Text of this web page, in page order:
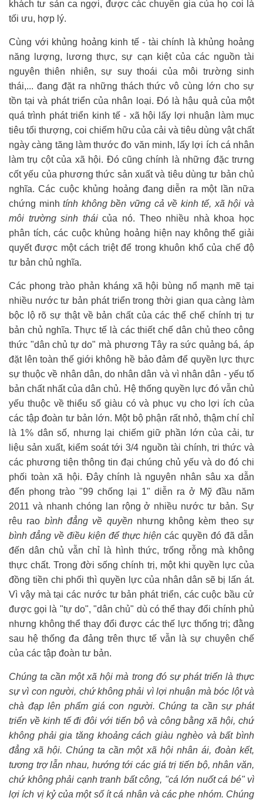
khách tư sản ca ngợi, được các chuyên gia của họ coi là
tối ưu, hợp lý.
Cùng với khủng hoảng kinh tế - tài chính là khủng hoảng
năng lượng, lương thực, sự cạn kiệt của các nguồn tài
nguyên thiên nhiên, sự suy thoái của môi trường sinh
thái,... đang đặt ra những thách thức vô cùng lớn cho sự
tồn tại và phát triển của nhân loại. Đó là hậu quả của một
quá trình phát triển kinh tế - xã hội lấy lợi nhuận làm mục
tiêu tối thượng, coi chiếm hữu của cải và tiêu dùng vật chất
ngày càng tăng làm thước đo văn minh, lấy lợi ích cá nhân
làm trụ cột của xã hội. Đó cũng chính là những đặc trưng
cốt yếu của phương thức sản xuất và tiêu dùng tư bản chủ
nghĩa. Các cuộc khủng hoảng đang diễn ra một lần nữa
chứng minh tính không bền vững cả về kinh tế, xã hội và
môi trường sinh tháicủa nó. Theo nhiều nhà khoa học
phân tích, các cuộc khủng hoảng hiện nay không thể giải
quyết được một cách triệt để trong khuôn khổ của chế độ
tư bản chủ nghĩa.
Các phong trào phản kháng xã hội bùng nổ mạnh mẽ tại
nhiều nước tư bản phát triển trong thời gian qua càng làm
bộc lộ rõ sự thật về bản chất của các thể chế chính trị tư
bản chủ nghĩa. Thực tế là các thiết chế dân chủ theo công
thức "dân chủ tự do" mà phương Tây ra sức quảng bá, áp
đặt lên toàn thế giới không hề bảo đảm để quyền lực thực
sự thuộc về nhân dân, do nhân dân và vì nhân dân - yếu tố
bản chất nhất của dân chủ. Hệ thống quyền lực đó vẫn chủ
yếu thuộc về thiểu số giàu có và phục vụ cho lợi ích của
các tập đoàn tư bản lớn. Một bộ phận rất nhỏ, thậm chí chỉ
là 1% dân số, nhưng lại chiếm giữ phần lớn của cải, tư
liệu sản xuất, kiểm soát tới 3/4 nguồn tài chính, tri thức và
các phương tiện thông tin đại chúng chủ yếu và do đó chi
phối toàn xã hội. Đây chính là nguyên nhân sâu xa dẫn
đến phong trào "99 chống lại 1" diễn ra ở Mỹ đầu năm
2011 và nhanh chóng lan rộng ở nhiều nước tư bản. Sự
rêu rao bình đẳng về quyềnnhưng không kèm theo sự
bình đẳng về điều kiện để thực hiện các quyền đó đã dẫn
đến dân chủ vẫn chỉ là hình thức, trống rỗng mà không
thực chất. Trong đời sống chính trị, một khi quyền lực của
đồng tiền chi phối thì quyền lực của nhân dân sẽ bị lấn át.
Vì vậy mà tại các nước tư bản phát triển, các cuộc bầu cử
được gọi là "tự do", "dân chủ" dù có thể thay đổi chính phủ
nhưng không thể thay đổi được các thế lực thống trị; đằng
sau hệ thống đa đảng trên thực tế vẫn là sự chuyên chế
của các tập đoàn tư bản.
Chúng ta cần một xã hội mà trong đó sự phát triển là thực
sự vì con người, chứ không phải vì lợi nhuận mà bóc lột và
chà đạp lên phẩm giá con người. Chúng ta cần sự phát
triển về kinh tế đi đôi với tiến bộ và công bằng xã hội, chứ
không phải gia tăng khoảng cách giàu nghèo và bất bình
đẳng xã hội. Chúng ta cần một xã hội nhân ái, đoàn kết,
tương trợ lẫn nhau, hướng tới các giá trị tiến bộ, nhân văn,
chứ không phải cạnh tranh bất công, "cá lớn nuốt cá bé" vì
lợi ích vị kỷ của một số ít cá nhân và các phe nhóm. Chúng